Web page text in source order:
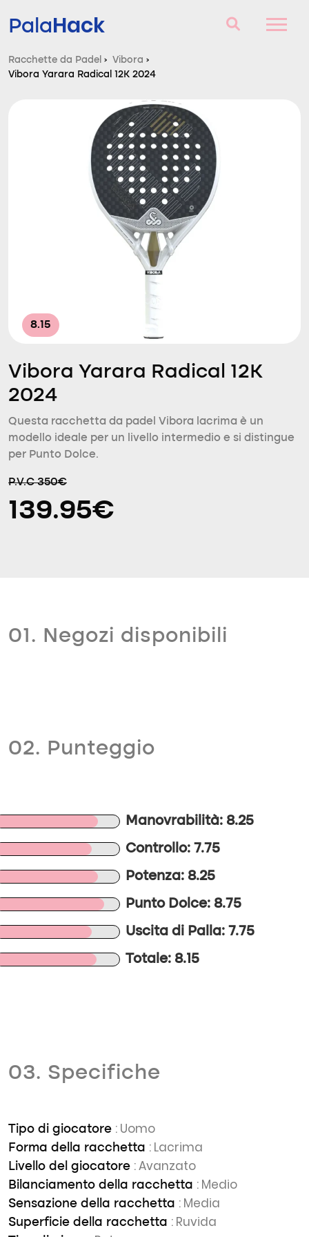
PalaHack
Racchette da Padel
Domande e risposte
Comparatore
Racchette da Padel › Vibora ›
Vibora Yarara Radical 12K 2024
8.15
Vibora Yarara Radical 12K
2024
Questa racchetta da padel Vibora lacrima è un
modello ideale per un livello intermedio e si distingue
per Punto Dolce.
P.V.C 350€
139.95€
01. Negozi disponibili
02. Punteggio
Manovrabilità: 8.25
Controllo: 7.75
Potenza: 8.25
Punto Dolce: 8.75
Uscita di Palla: 7.75
Totale: 8.15
03. Specifiche
Tipo di giocatore : Uomo
Forma della racchetta : Lacrima
Livello del giocatore : Avanzato
Bilanciamento della racchetta : Medio
Sensazione della racchetta : Media
Superficie della racchetta : Ruvida